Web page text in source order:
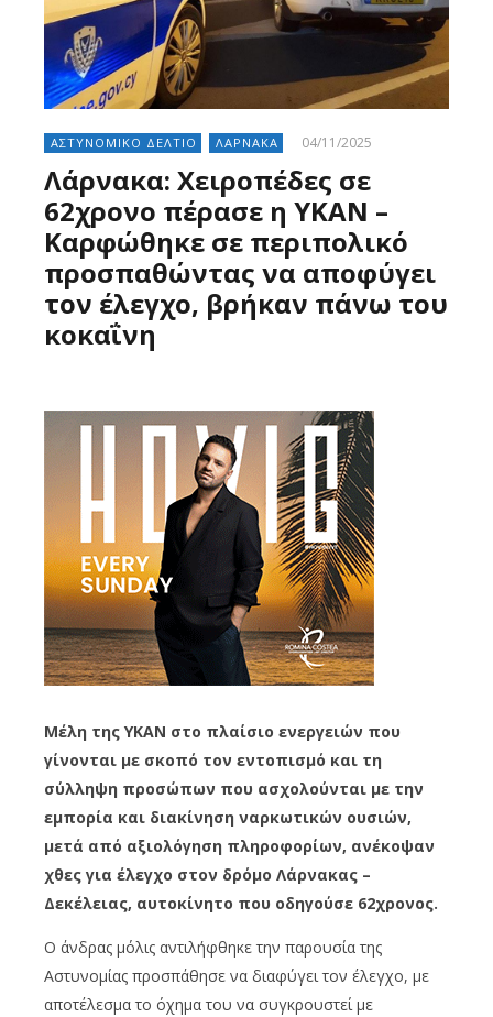
ΑΣΤΥΝΟΜΙΚΟ ΔΕΛΤΙΟ ΛΑΡΝΑΚΑ 04/11/2025
Λάρνακα: Χειροπέδες σε
62χρονο πέρασε η ΥΚΑΝ –
Καρφώθηκε σε περιπολικό
προσπαθώντας να αποφύγει
τον έλεγχο, βρήκαν πάνω του
κοκαΐνη
Μέλη της ΥΚΑΝ στο πλαίσιο ενεργειών που
γίνονται με σκοπό τον εντοπισμό και τη
σύλληψη προσώπων που ασχολούνται με την
εμπορία και διακίνηση ναρκωτικών ουσιών,
μετά από αξιολόγηση πληροφορίων, ανέκοψαν
χθες για έλεγχο στον δρόμο Λάρνακας –
Δεκέλειας, αυτοκίνητο που οδηγούσε 62χρονος.
Ο άνδρας μόλις αντιλήφθηκε την παρουσία της
Αστυνομίας προσπάθησε να διαφύγει τον έλεγχο, με
αποτέλεσμα το όχημα του να συγκρουστεί με